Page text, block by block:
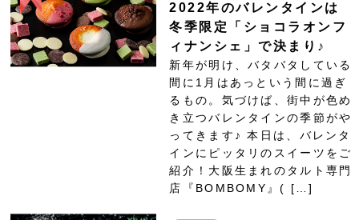
2022年のバレンタインは
冬季限定「ショコラオンフ
ィナンシェ」で決まり♪
新年が明け、バタバタしている
間に1月はあっという間に過ぎ
るもの。気づけば、街中が色め
き立つバレンタインの季節がや
ってきます♪ 本日は、バレンタ
インにピッタリのスイーツをご
紹介！大阪生まれのタルト専門
店『BOMBOMY』( […]